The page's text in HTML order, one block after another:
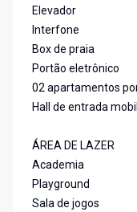
Elevador
Interfone
Box de praia
Portão eletrônico
02 apartamentos
Hall de entrada
ÁREA DE LAZER
Academia
Playground
Sala de jogos